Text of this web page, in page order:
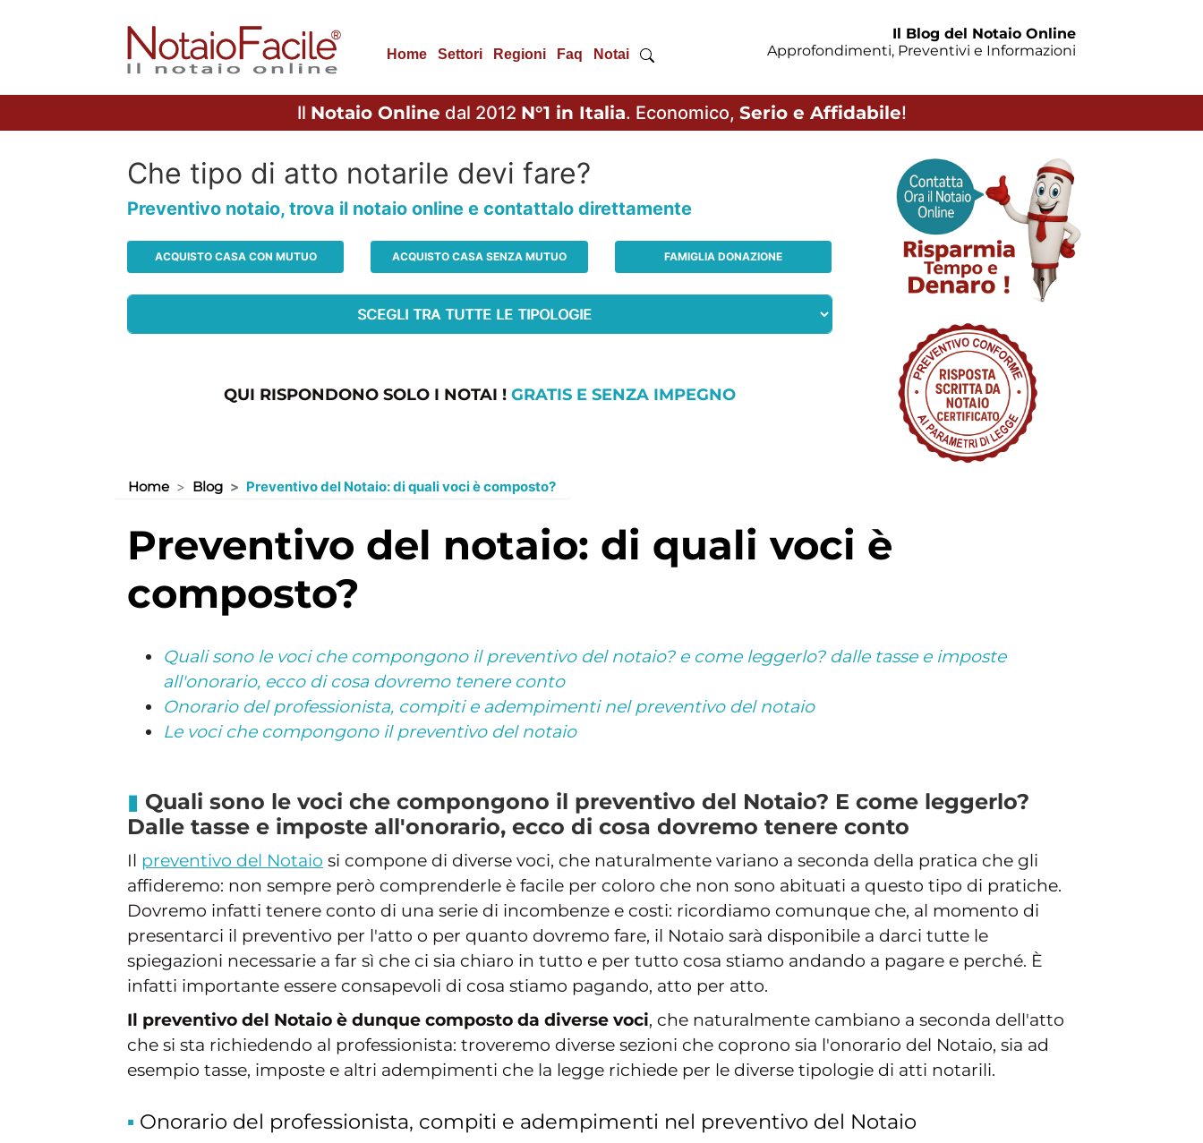
Home Settori Regioni Faq Notai
Il Blog del Notaio Online
Approfondimenti, Preventivi e Informazioni
Il Notaio Online dal 2012 N°1 in Italia. Economico, Serio e Affidabile!
Che tipo di atto notarile devi fare?
Preventivo notaio, trova il notaio online e contattalo direttamente
ACQUISTO CASA CON MUTUO ACQUISTO CASA SENZA MUTUO FAMIGLIA DONAZIONE
QUI RISPONDONO SOLO I NOTAI ! GRATIS E SENZA IMPEGNO
Home Blog Preventivo del Notaio: di quali voci è composto?
preventivo del notaio: di quali voci è
composto?
Quali sono le voci che compongono il preventivo del notaio? e come leggerlo? dalle tasse e imposte
all'onorario, ecco di cosa dovremo tenere conto
Onorario del professionista, compiti e adempimenti nel preventivo del notaio
Le voci che compongono il preventivo del notaio
Quali sono le voci che compongono il preventivo del Notaio? E come leggerlo?
Dalle tasse e imposte all'onorario, ecco di cosa dovremo tenere conto
Il preventivo del Notaio si compone di diverse voci, che naturalmente variano a seconda della pratica che gli
affideremo: non sempre però comprenderle è facile per coloro che non sono abituati a questo tipo di pratiche.
Dovremo infatti tenere conto di una serie di incombenze e costi: ricordiamo comunque che, al momento di
presentarci il preventivo per l'atto o per quanto dovremo fare, il Notaio sarà disponibile a darci tutte le
spiegazioni necessarie a far sì che ci sia chiaro in tutto e per tutto cosa stiamo andando a pagare e perché. È
infatti importante essere consapevoli di cosa stiamo pagando, atto per atto.
Il preventivo del Notaio è dunque composto da diverse voci, che naturalmente cambiano a seconda dell'atto
che si sta richiedendo al professionista: troveremo diverse sezioni che coprono sia l'onorario del Notaio, sia ad
esempio tasse, imposte e altri adempimenti che la legge richiede per le diverse tipologie di atti notarili.
Onorario del professionista, compiti e adempimenti nel preventivo del Notaio